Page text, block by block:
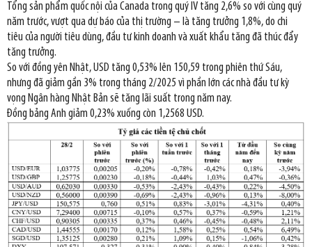
Tổng sản phẩm quốc nội của Canada trong quý IV tăng 2,6% so với cùng quý
năm trước, vượt qua dự báo của thị trường – là tăng trưởng 1,8%, do chi
tiêu của người tiêu dùng, đầu tư kinh doanh và xuất khẩu tăng đã thúc đẩy
tăng trưởng.
So với đồng yên Nhật, USD tăng 0,53% lên 150,59 trong phiên thứ Sáu,
nhưng đã giảm gần 3% trong tháng 2/2025 vì phần lớn các nhà đầu tư kỳ
vọng Ngân hàng Nhật Bản sẽ tăng lãi suất trong năm nay.
Đồng bảng Anh giảm 0,23% xuống còn 1,2568 USD.